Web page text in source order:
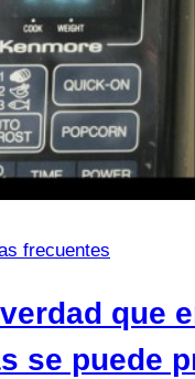
frecuentes
que
se puede